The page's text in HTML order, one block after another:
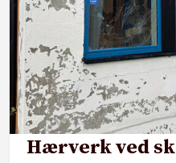
Hærverk ved